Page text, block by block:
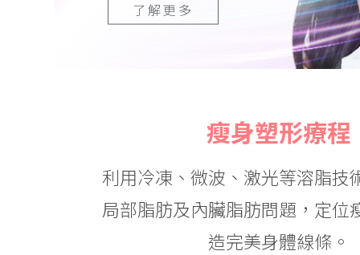
了解更多
瘦身塑形療程
利用冷凍、微波、激光等溶脂技
局部脂肪及內臟脂肪問題，定位
造完美身體線條。